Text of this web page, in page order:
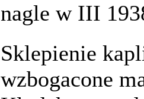
nagle w III
Sklepienie
wzbogacone